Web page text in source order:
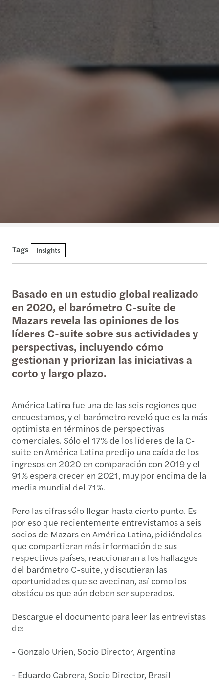
Tags Insights
Basado en un estudio global realizado
en 2020, el barómetro C-suite de
Mazars revela las opiniones de los
líderes C-suite sobre sus actividades y
perspectivas, incluyendo cómo
gestionan y priorizan las iniciativas a
corto y largo plazo.
América Latina fue una de las seis regiones que
encuestamos, y el barómetro reveló que es la más
optimista en términos de perspectivas
comerciales. Sólo el 17% de los líderes de la C-
suite en América Latina predijo una caída de los
ingresos en 2020 en comparación con 2019 y el
91% espera crecer en 2021, muy por encima de la
media mundial del 71%.
Pero las cifras sólo llegan hasta cierto punto. Es
por eso que recientemente entrevistamos a seis
socios de Mazars en América Latina, pidiéndoles
que compartieran más información de sus
respectivos países, reaccionaran a los hallazgos
del barómetro C-suite, y discutieran las
oportunidades que se avecinan, así como los
obstáculos que aún deben ser superados.
Descargue el documento para leer las entrevistas
de:
- Gonzalo Urien, Socio Director, Argentina
- Eduardo Cabrera, Socio Director, Brasil